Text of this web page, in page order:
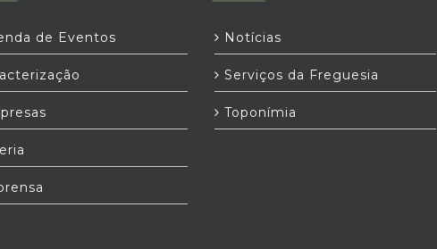
de Eventos Notícias
Serviços da Freguesia
Toponímia